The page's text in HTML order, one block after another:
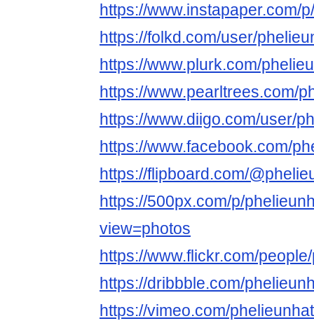
https://www.instapaper.com/
https://folkd.com/user/
https://www.plurk.com/
https://www.pearltrees.com/
https://www.diigo.com/user/
https://www.facebook.com/
https://flipboard.com/
https://500px.com/p/
view=photos
https://www.flickr.com/
https://dribbble.com/
https://vimeo.com/